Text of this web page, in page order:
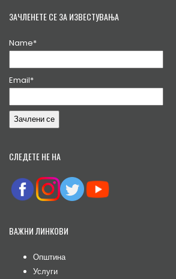
ЗАЧЛЕНЕТЕ СЕ ЗА ИЗВЕСТУВАЊА
Name*
Email*
СЛЕДЕТЕ НЕ НА
ВАЖНИ ЛИНКОВИ
Општина
Услуги